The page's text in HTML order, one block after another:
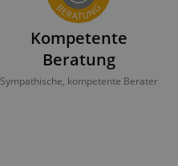
Kompetente
Beratung
Sympathische, kompetente Berater